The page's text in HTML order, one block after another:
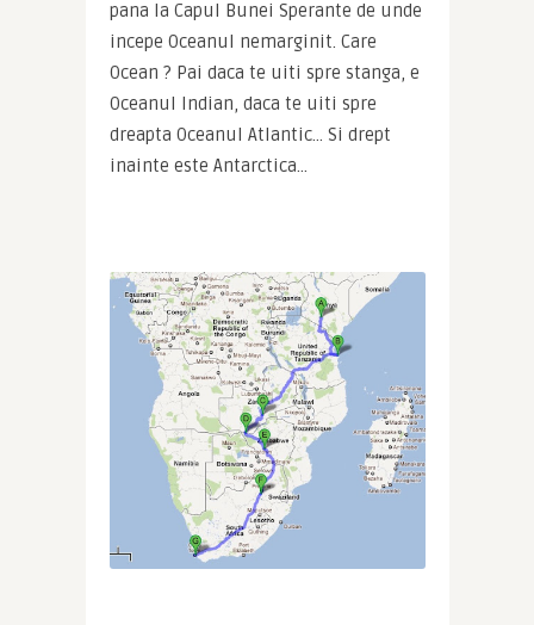
pana la Capul Bunei Sperante de unde
incepe Oceanul nemarginit. Care
Ocean ? Pai daca te uiti spre stanga, e
Oceanul Indian, daca te uiti spre
dreapta Oceanul Atlantic… Si drept
inainte este Antarctica…